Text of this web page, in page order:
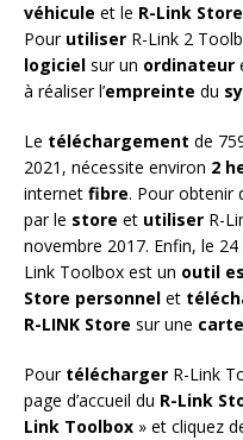
véhicule et le R-Link Store
Pour utiliser R-Link 2
logiciel sur un ordinateur
à réaliser l’empreinte du
Le téléchargement de
2021, nécessite environ 2
internet fibre. Pour obtenir
par le store et utiliser R-
novembre 2017. Enfin, le
Link Toolbox est un outil
Store personnel et
R-LINK Store sur une
Pour télécharger R-Link
page d’accueil du R-Link
Link Toolbox » et cliquez